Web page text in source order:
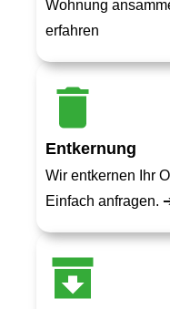
Wohnung
erfahren
Entkernung
Wir entkernen Ihr
Einfach anfragen.